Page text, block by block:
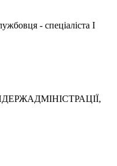
- спеціаліста І